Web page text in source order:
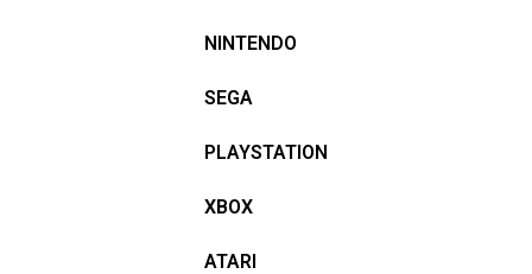
NINTENDO
SEGA
PLAYSTATION
XBOX
ATARI